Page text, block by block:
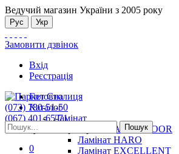
Ведучий магазин України з 2005 року
Рус Укр
Замовити дзвінок
Вхід
Реєстрація
(073) 780-51-50
(067) 401-65-71
Київ, вул. Лабораторна, 11
Пошук
0
Головна
Каталог
Ламінат
Ламінат ALSAFLOOR
Ламінат HARO
Ламінат EXCELLENT